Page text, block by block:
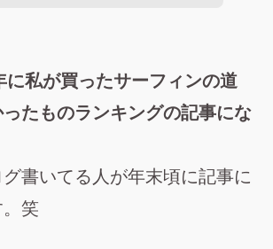
に私が買ったサーフィンの道
たものランキングの記事にな
書いてる人が年末頃に記事に
笑